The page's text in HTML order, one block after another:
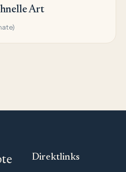
Art
Direktlinks